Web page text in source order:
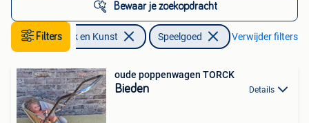
Bewaar je zoekopdracht
FiltersAntiek en Kunst Speelgoed Verwijder filters
oude poppenwagen TORCK
Bieden Details